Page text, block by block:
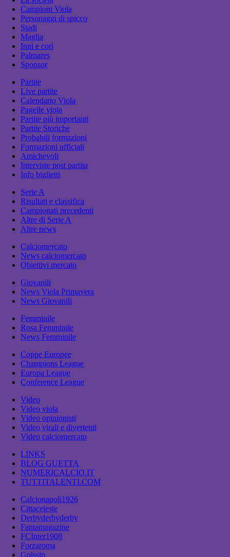
Campioni Viola
Personaggi di spicco
Stadi
Maglia
Inni e cori
Palmares
Sponsor
Partite
Live partite
Calendario Viola
Pagelle viola
Partite più importanti
Partite Storiche
Probabili formazioni
Formazioni ufficiali
Amichevoli
Interviste post partita
Info biglietti
Serie A
Risultati e classifica
Campionati precedenti
Altre di Serie A
Altre news
Calciomercato
News calciomercato
Obiettivi mercato
Giovanili
News Viola Primavera
News Giovanili
Femminile
Rosa Femminile
News Femminile
Coppe Europee
Champions League
Europa League
Conference League
Video
Video viola
Video opinionisti
Video virali e divertenti
Video calciomercato
LINKS
BLOG GUETTA
NUMERICALCIO.IT
TUTTITALENTI.COM
Calcionapoli1926
Cittaceleste
Derbyderbyderby
Fantamagazine
FCInter1908
Forzaroma
Golssip